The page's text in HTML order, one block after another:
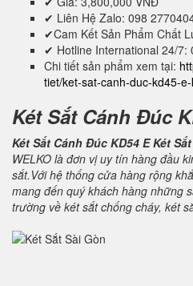
✔ Liên Hệ Zalo: 098
✔Cam Kết Sản Phẩm Chất
✔ Hotline International 24/7:
Chi tiết sản phẩm xem tại:
tiet/ket-sat-canh-duc-kd45-
Két Sắt Cánh Đúc
Két Sắt Cánh Đúc KD54 E Két
WELKO là đơn vị uy tín hàng đầu
sắt.Với hệ thống cửa hàng rộng
mang đến quý khách hàng những
trường về két sắt chống cháy, két